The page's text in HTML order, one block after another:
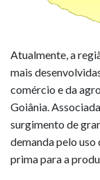
Atualmente, a
mais
comércio e da
Goiânia.
surgimento de
demanda pelo uso
prima para a